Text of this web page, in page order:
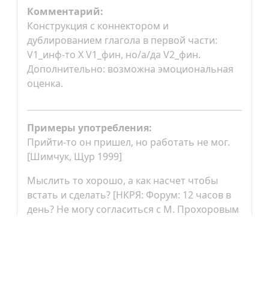
Комментарий:
Конструкция с коннектором и
дублированием глагола в первой части:
V1_инф-то Х V1_фин, но/а/да V2_фин.
Дополнительно: возможна эмоциональная
оценка.
Примеры употребления:
Прийти-то он пришел, но работать не мог.
[Шимчук, Щур 1999]
Мыслить то хорошо, а как насчет чтобы
встать и сделать? [НКРЯ: Форум: 12 часов в
день? Не могу согласиться с М. Прохоровым